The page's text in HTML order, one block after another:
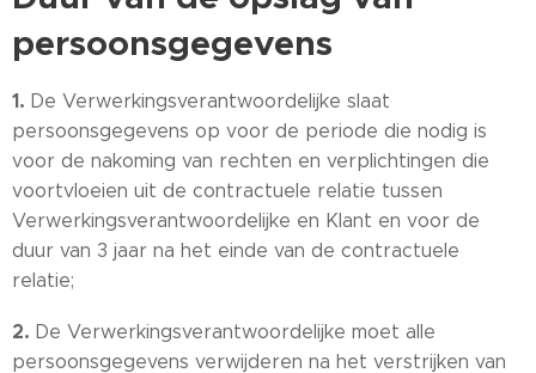
persoonsgegevens
1. De Verwerkingsverantwoordelijke slaat
persoonsgegevens op voor de periode die nodig is
voor de nakoming van rechten en verplichtingen die
voortvloeien uit de contractuele relatie tussen
Verwerkingsverantwoordelijke en Klant en voor de
duur van 3 jaar na het einde van de contractuele
relatie;
2. De Verwerkingsverantwoordelijke moet alle
persoonsgegevens verwijderen na het verstrijken van